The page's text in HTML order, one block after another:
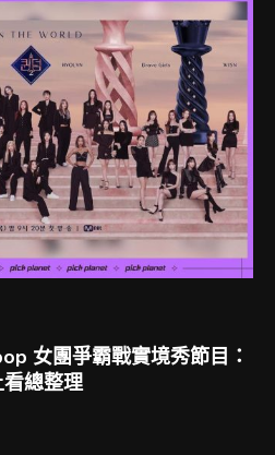
女團爭霸戰實境秀節目：
總整理